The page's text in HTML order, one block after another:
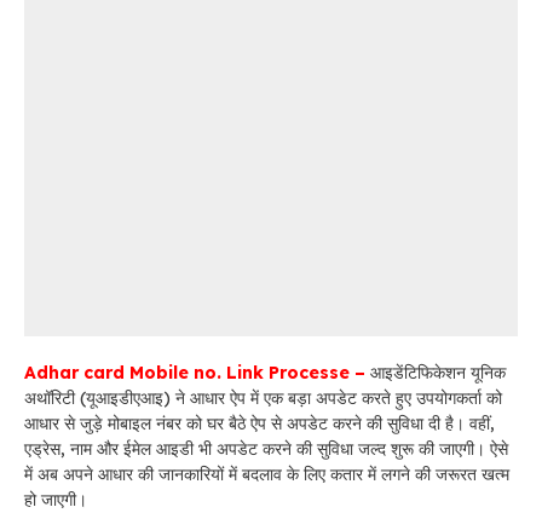
Adhar card Mobile no. Link Processe – आइडेंटिफिकेशन यूनिक
अथॉरिटी (यूआइडीएआइ) ने आधार ऐप में एक बड़ा अपडेट करते हुए उपयोगकर्ता को
आधार से जुड़े मोबाइल नंबर को घर बैठे ऐप से अपडेट करने की सुविधा दी है। वहीं,
एड्रेस, नाम और ईमेल आइडी भी अपडेट करने की सुविधा जल्द शुरू की जाएगी। ऐसे
में अब अपने आधार की जानकारियों में बदलाव के लिए कतार में लगने की जरूरत खत्म
हो जाएगी।